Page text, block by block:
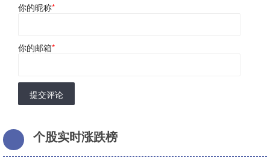
你的昵称*
你的邮箱*
提交评论
个股实时涨跌榜